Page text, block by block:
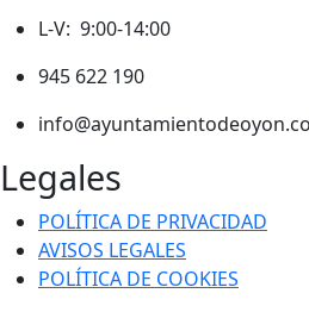
L-V: 9:00-14:00
945 622 190
Legales
POLÍTICA DE PRIVACIDAD
AVISOS LEGALES
POLÍTICA DE COOKIES